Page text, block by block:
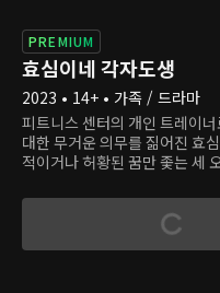
PREMIUM
효심이네 각자도생
2023 • 14+ • 가족 / 드라마
피트니스 센터의 개인 트레이
대한 무거운 의무를 짊어진 효
적이거나 허황된 꿈만 좇는 세
다가 까칠하고 꼼꼼한 신입 회
극한다. 이제 효심은 그 누구보